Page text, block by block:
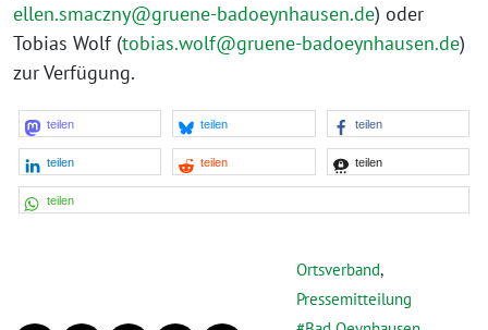
ellen.smaczny@gruene-badoeynhausen.de) oder
Tobias Wolf (tobias.wolf@gruene-badoeynhausen.de)
zur Verfügung.
teilen teilen teilen
teilen teilen teilen
teilen
Ortsverband,
Pressemitteilung